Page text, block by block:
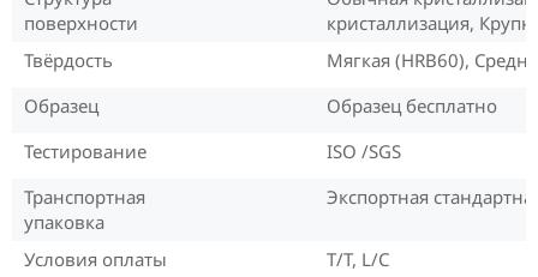
поверхности
кристаллизация,
Твёрдость
Мягкая (HRB60),
Образец
Образец бесплатно
Тестирование
ISO /SGS
Транспортная
упаковка
Экспортная
Условия оплаты
T/T, L/C